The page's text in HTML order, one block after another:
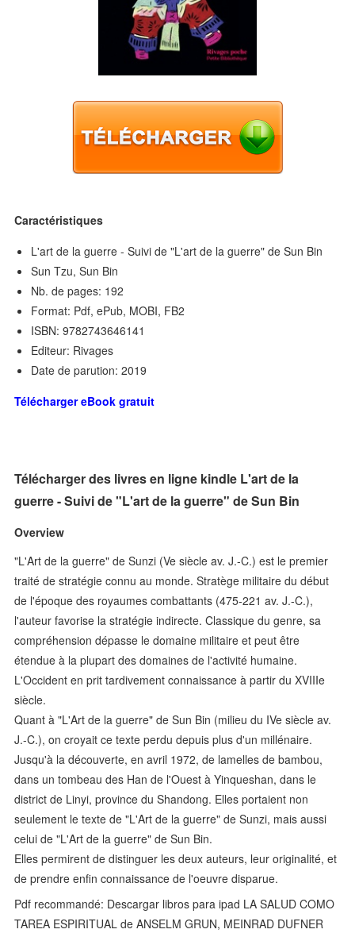
Caractéristiques
L'art de la guerre - Suivi de "L'art de la guerre" de Sun Bin
Sun Tzu, Sun Bin
Nb. de pages: 192
Format: Pdf, ePub, MOBI, FB2
ISBN: 9782743646141
Editeur: Rivages
Date de parution: 2019
Télécharger eBook gratuit
Télécharger des livres en ligne kindle L'art de la
guerre - Suivi de "L'art de la guerre" de Sun Bin
Overview
"L'Art de la guerre" de Sunzi (Ve siècle av. J.-C.) est le premier
traité de stratégie connu au monde. Stratège militaire du début
de l'époque des royaumes combattants (475-221 av. J.-C.),
l'auteur favorise la stratégie indirecte. Classique du genre, sa
compréhension dépasse le domaine militaire et peut être
étendue à la plupart des domaines de l'activité humaine.
L'Occident en prit tardivement connaissance à partir du XVIIIe
siècle.
Quant à "L'Art de la guerre" de Sun Bin (milieu du IVe siècle av.
J.-C.), on croyait ce texte perdu depuis plus d'un millénaire.
Jusqu'à la découverte, en avril 1972, de lamelles de bambou,
dans un tombeau des Han de l'Ouest à Yinqueshan, dans le
district de Linyi, province du Shandong. Elles portaient non
seulement le texte de "L'Art de la guerre" de Sunzi, mais aussi
celui de "L'Art de la guerre" de Sun Bin.
Elles permirent de distinguer les deux auteurs, leur originalité, et
de prendre enfin connaissance de l'oeuvre disparue.
Pdf recommandé: Descargar libros para ipad LA SALUD COMO
TAREA ESPIRITUAL de ANSELM GRUN, MEINRAD DUFNER